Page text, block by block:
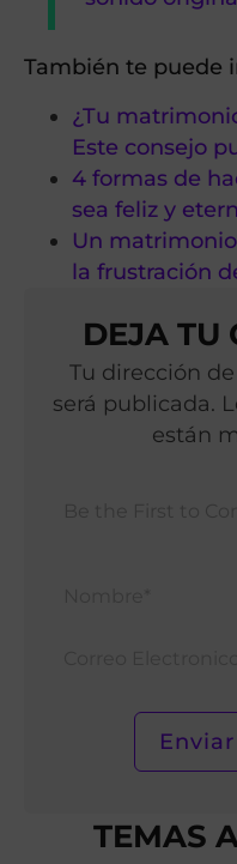
También te puede
¿Tu
Este consejo
4 formas de
sea feliz y
Un
la frustración
DEJA TU
Tu dirección
será publicada.
están
TEMAS